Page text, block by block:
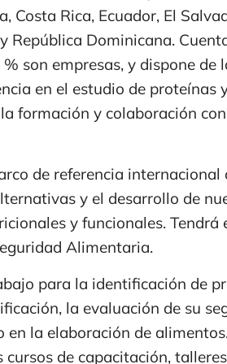
Costa Rica, Ecuador, El
República Dominicana.
son empresas, y dispone
en el estudio de proteínas
formación y colaboración
de referencia
y el desarrollo de
y funcionales. Tendrá
Alimentaria.
para la identificación de
la evaluación de su
en la elaboración de
de capacitación,